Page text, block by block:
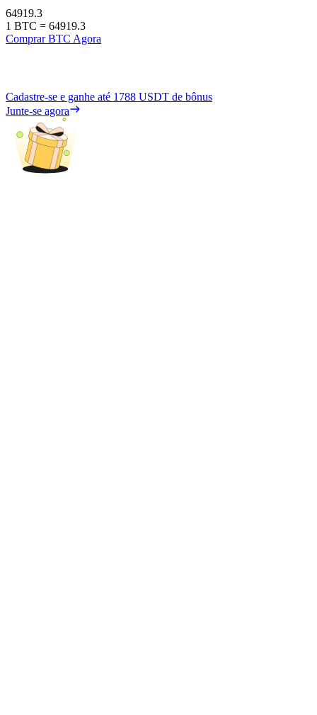
64919.3
1 BTC = 64919.3
Comprar BTC Agora
Cadastre-se e ganhe até 1788 USDT de bônus
Junte-se agora